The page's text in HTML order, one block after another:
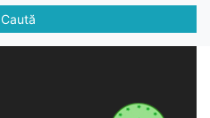
Caută